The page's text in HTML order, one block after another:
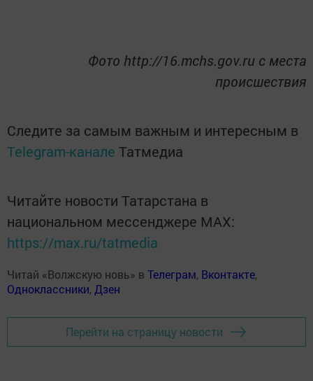
Фото http://16.mchs.gov.ru с места
происшествия
Следите за самым важным и интересным в
Telegram-канале Татмедиа
Читайте новости Татарстана в
национальном мессенджере MАХ:
https://max.ru/tatmedia
Читай «Волжскую новь» в Телеграм, Вконтакте,
Одноклассники, Дзен
Перейти на страницу новости